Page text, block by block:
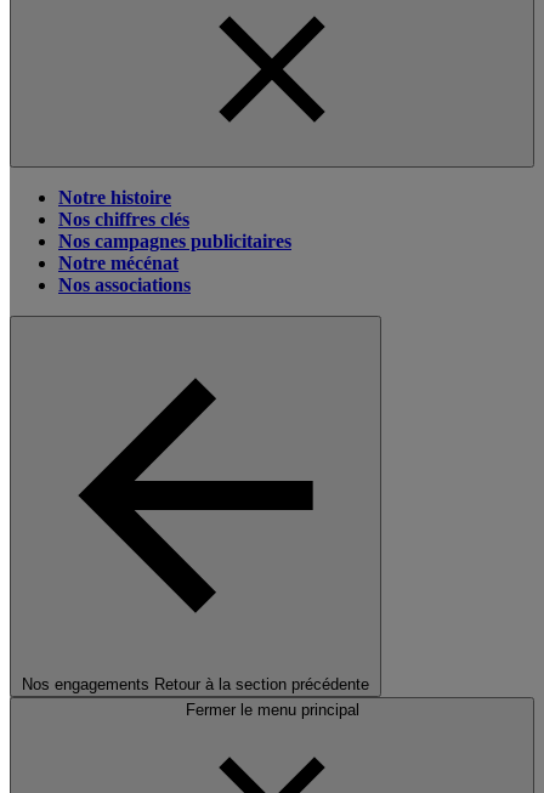
Notre histoire
Nos chiffres clés
Nos campagnes publicitaires
Notre mécénat
Nos associations
Nos engagements Retour à la section précédente
Fermer le menu principal